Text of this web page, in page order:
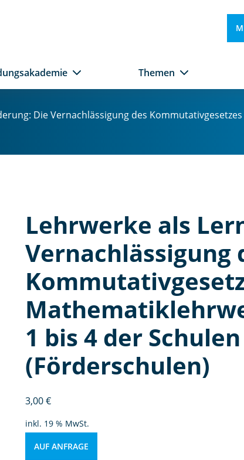
Themen
Die Vernachlässigung des
Lehrwerke als
Vernachlässigung
1 bis 4 der
(Förderschulen)
3,00€
inkl. 19 % MwSt.
AUF ANFRAGE